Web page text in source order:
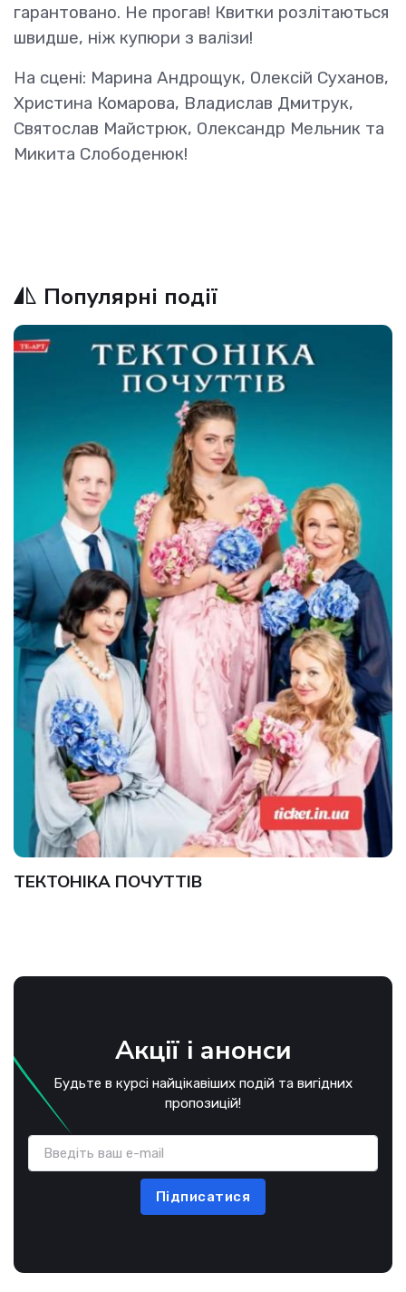
гарантовано. Не прогав! Квитки розлітаються
швидше, ніж купюри з валізи!
На сцені: Марина Андрощук, Олексій Суханов,
Христина Комарова, Владислав Дмитрук,
Святослав Майстрюк, Олександр Мельник та
Микита Слободенюк!
Популярні події
ТЕКТОНІКА ПОЧУТТІВ
Акції і анонси
Будьте в курсі найцікавіших подій та вигідних
пропозицій!
Підписатися